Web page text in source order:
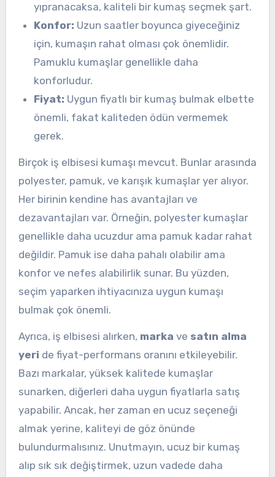
yıpranacaksa, kaliteli bir kumaş seçmek şart.
Konfor: Uzun saatler boyunca giyeceğiniz
için, kumaşın rahat olması çok önemlidir.
Pamuklu kumaşlar genellikle daha
konforludur.
Fiyat: Uygun fiyatlı bir kumaş bulmak elbette
önemli, fakat kaliteden ödün vermemek
gerek.
Birçok iş elbisesi kumaşı mevcut. Bunlar arasında
polyester, pamuk, ve karışık kumaşlar yer alıyor.
Her birinin kendine has avantajları ve
dezavantajları var. Örneğin, polyester kumaşlar
genellikle daha ucuzdur ama pamuk kadar rahat
değildir. Pamuk ise daha pahalı olabilir ama
konfor ve nefes alabilirlik sunar. Bu yüzden,
seçim yaparken ihtiyacınıza uygun kumaşı
bulmak çok önemli.
Ayrıca, iş elbisesi alırken, marka ve satın alma
yeri de fiyat-performans oranını etkileyebilir.
Bazı markalar, yüksek kalitede kumaşlar
sunarken, diğerleri daha uygun fiyatlarla satış
yapabilir. Ancak, her zaman en ucuz seçeneği
almak yerine, kaliteyi de göz önünde
bulundurmalısınız. Unutmayın, ucuz bir kumaş
alıp sık sık değiştirmek, uzun vadede daha